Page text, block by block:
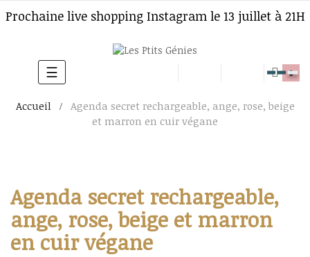
Prochaine live shopping Instagram le 13 juillet à 21H
Basculer
navigation
☰ 0
Accueil
Agenda secret rechargeable, ange, rose, beige
et marron en cuir végane
Agenda secret rechargeable,
ange, rose, beige et marron
en cuir végane